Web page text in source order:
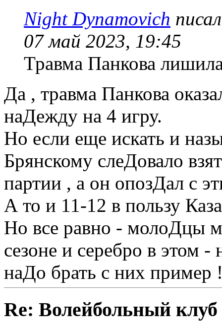
Night Dynamovich
07 май 2023, 19:45
Травма Панкова
Да , травма Панкова
наДежду на 4 игру.
Но если еще искать и
Брянскому слеДовало
партии , а он опозДал с
А то и 11-12 в пользу
Но все равно - молоДцы
сезоне и серебро в
наДо брать с них пример
Re: Волейбольный